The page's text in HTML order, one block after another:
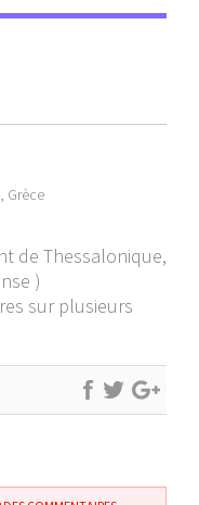
Grèce
de Thessalonique,
)
sur plusieurs